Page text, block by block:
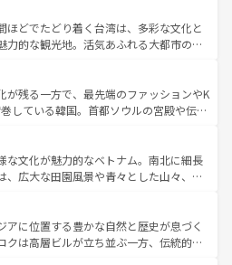
ルだ。 なお、新着のアメリカ
一覧を参照してほしい。
心で訪れる人々を迎えてくれるハワイの
ーカルフードやハワイアンミュージッ
ダンスなど、すべてがハワイの魅力を彩
。 なお、新着のハワイ情報
を参照してほしい。
中央部にそびえるウルル（エアーズロッ
の美しい原生林やケアンズの熱帯雨林な
くさん。また、カフェやワイン、オージ
ティも充実しており、サーフィンやダイ
グなど、アウトドア好きにはたまらな
アの多彩な魅力を存分に味わいつくそ
ほどでたどり着く台湾は、多彩な文化と
力的な観光地。活気あふれる大都市の台
岳地帯である台湾東部など、都市の喧騒
共存しており、訪れる人に新しい発見と
くれる。また、奥深い台湾の食文化も魅
のスイーツなど、バラエティ豊かな料理
える。 なお、新着の台湾情報は コンテンツ一覧を参
が残る一方で、最先端のファッションやK
している韓国。首都ソウルの宮殿や伝統
ばせば四季折々の自然美を楽しむことが
キムチや焼肉、絶品のストリートフード
韓国料理が待っている。夜には、韓国な
がら、韓国の多彩な魅力を心ゆくまで味
わってみてほしい。 なお、新着の韓国情報はコンテンツ一
い。
な文化が魅力的なベトナム。南北に細長
、広大な田園風景や青々とした山々、世
伝統が息づく。ハノイの古い町並みやホ
ンス統治時代の建物も、独特の雰囲気を
また、バラエティの豊かさとおいしさで
アに位置する豊かな自然と歴史が息づく
クは高層ビルが立ち並ぶ一方、伝統的な